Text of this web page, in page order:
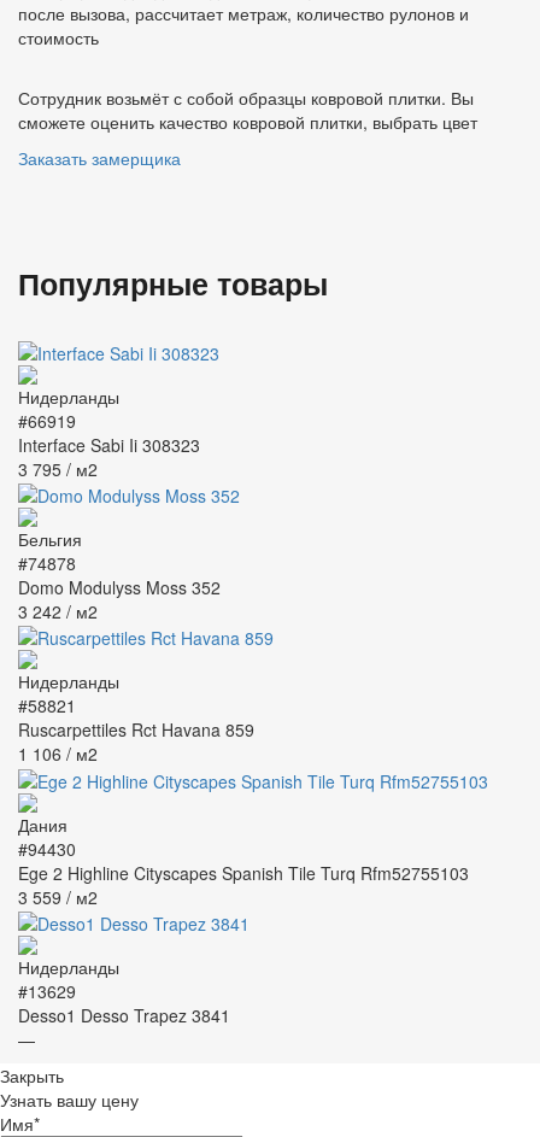
после вызова, рассчитает метраж, количество рулонов и
стоимость
Сотрудник возьмёт с собой образцы ковровой плитки. Вы
сможете оценить качество ковровой плитки, выбрать цвет
Заказать замерщика
Популярные товары
#66919
Interface Sabi Ii 308323
3 795 / м2
#74878
Domo Modulyss Moss 352
3 242 / м2
#58821
Ruscarpettiles Rct Havana 859
1 106 / м2
#94430
Ege 2 Highline Cityscapes Spanish Tile Turq Rfm52755103
3 559 / м2
#13629
Desso1 Desso Trapez 3841
—
Закрыть
Узнать вашу цену
Имя*